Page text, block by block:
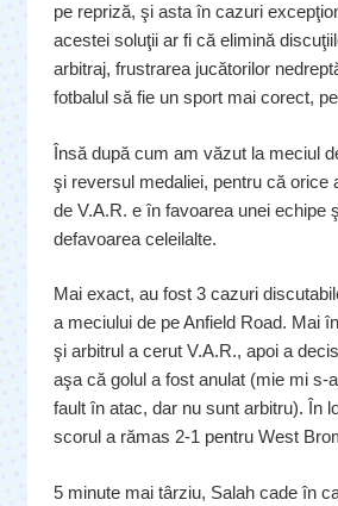
pe repriză, şi asta în cazuri
acestei soluţii ar fi că elimină
arbitraj, frustrarea jucătorilor
fotbalul să fie un sport mai corect,
Însă după cum am văzut la meciul
şi reversul medaliei, pentru că orice
de V.A.R. e în favoarea unei echipe
defavoarea celeilalte.
Mai exact, au fost 3 cazuri
a meciului de pe Anfield Road. Mai
şi arbitrul a cerut V.A.R., apoi a
aşa că golul a fost anulat (mie mi s-
fault în atac, dar nu sunt arbitru). În
scorul a rămas 2-1 pentru West
5 minute mai târziu, Salah cade în